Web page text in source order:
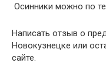
Осинники можно по
Написать отзыв о
Новокузнецке или
сайте.